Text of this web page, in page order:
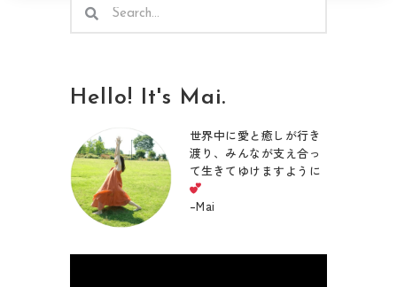
索
Hello! It's Mai.
世界中に愛と癒しが行き
渡り、みんなが支え合っ
て生きてゆけますように
–Mai